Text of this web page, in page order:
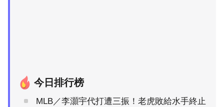
今日排行榜
MLB／李灝宇代打遭三振！老虎敗給水手終止